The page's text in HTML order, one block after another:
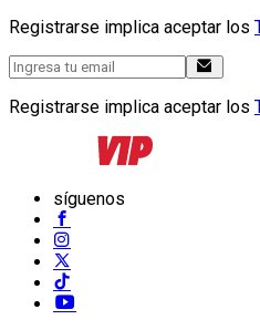
Registrarse implica aceptar los
Registrarse implica aceptar los
síguenos